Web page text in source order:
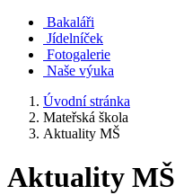
Bakaláři
Jídelníček
Fotogalerie
Naše výuka
Úvodní stránka
Mateřská škola
Aktuality MŠ
Aktuality MŠ